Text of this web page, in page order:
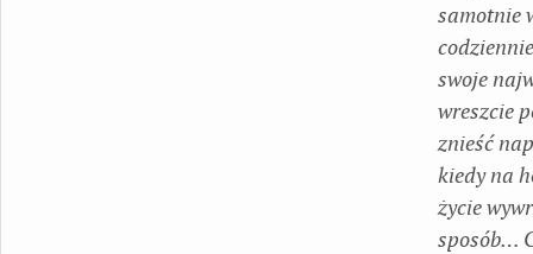
samotnie
swoje
wreszcie
znieść
kiedy na
życie
sposób…